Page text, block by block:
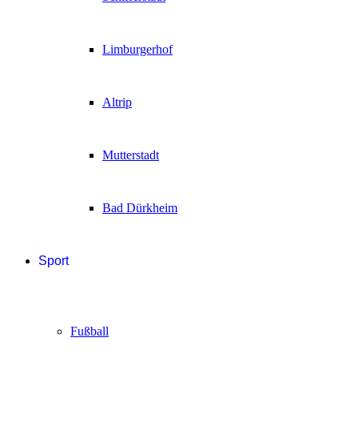
Limburgerhof
Altrip
Mutterstadt
Bad Dürkheim
Sport
Fußball